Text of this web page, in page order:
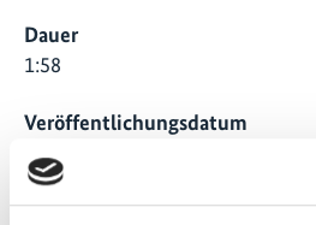
Dauer
1:58
Veröffentlichungsdatum
2020
Land